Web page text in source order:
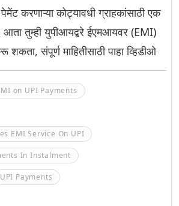
करणाऱ्या कोट्यावधी ग्राहकांसाठी एक
तुम्ही युपीआयद्बरे ईएमआयवर (EMI)
संपूर्ण माहितीसाठी पाहा व्हिडीओ
on UPI Payments
EMI Service On UPI
In Instalment
UPI Payments